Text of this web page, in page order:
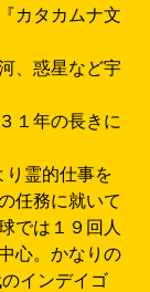
カタカムナ文
、惑星など宇
１年の長きに
霊的仕事を
任務に就いて
では１９回人
心。かなりの
インデイゴ